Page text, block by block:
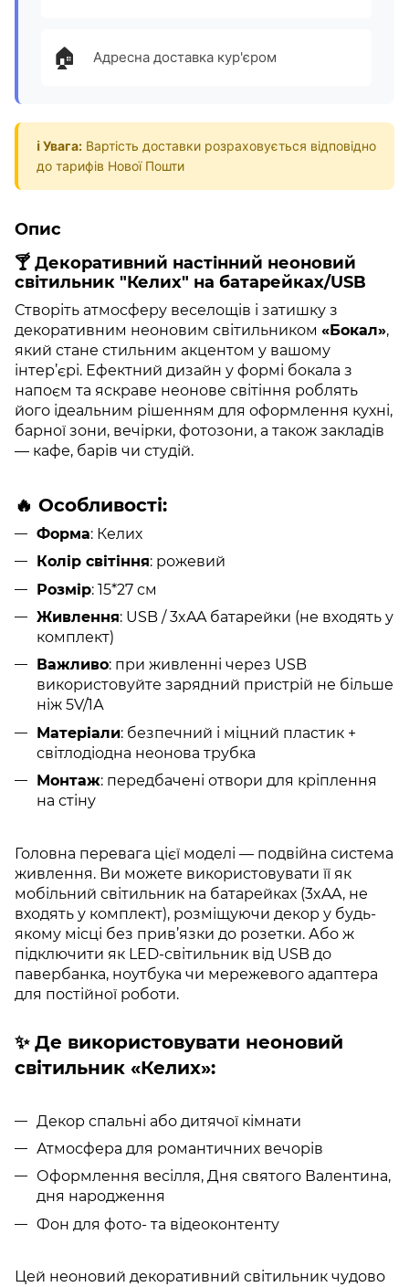
🏠 Адресна доставка кур'єром
ℹ️ Увага: Вартість доставки розраховується відповідно
до тарифів Нової Пошти
Опис
🍸 Декоративний настінний неоновий
світильник "Келих" на батарейках/USB
Створіть атмосферу веселощів і затишку з
декоративним неоновим світильником «Бокал»,
який стане стильним акцентом у вашому
інтер’єрі. Ефектний дизайн у формі бокала з
напоєм та яскраве неонове світіння роблять
його ідеальним рішенням для оформлення кухні,
барної зони, вечірки, фотозони, а також закладів
— кафе, барів чи студій.
🔥 Особливості:
Форма: Келих
Колір світіння: рожевий
Розмір: 15*27 см
Живлення: USB / 3xAA батарейки (не входять у
комплект)
Важливо: при живленні через USB
використовуйте зарядний пристрій не більше
ніж 5V/1А
Матеріали: безпечний і міцний пластик +
світлодіодна неонова трубка
Монтаж: передбачені отвори для кріплення
на стіну
Головна перевага цієї моделі — подвійна система
живлення. Ви можете використовувати її як
мобільний світильник на батарейках (3xAA, не
входять у комплект), розміщуючи декор у будь-
якому місці без прив’язки до розетки. Або ж
підключити як LED-світильник від USB до
павербанка, ноутбука чи мережевого адаптера
для постійної роботи.
✨ Де використовувати неоновий
світильник «Келих»:
Декор спальні або дитячої кімнати
Атмосфера для романтичних вечорів
Оформлення весілля, Дня святого Валентина,
дня народження
Фон для фото- та відеоконтенту
Цей неоновий декоративний світильник чудово